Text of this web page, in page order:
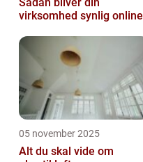
virksomhed synlig online
05 november 2025
Alt du skal vide om